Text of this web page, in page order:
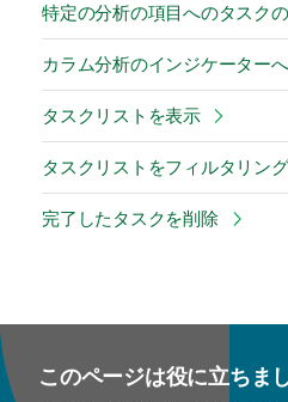
特定の分析の項目へのタスク
カラム分析のインジケーター
タスクリストを表示
タスクリストをフィルタリング
完了したタスクを削除
このページは役に立ちま